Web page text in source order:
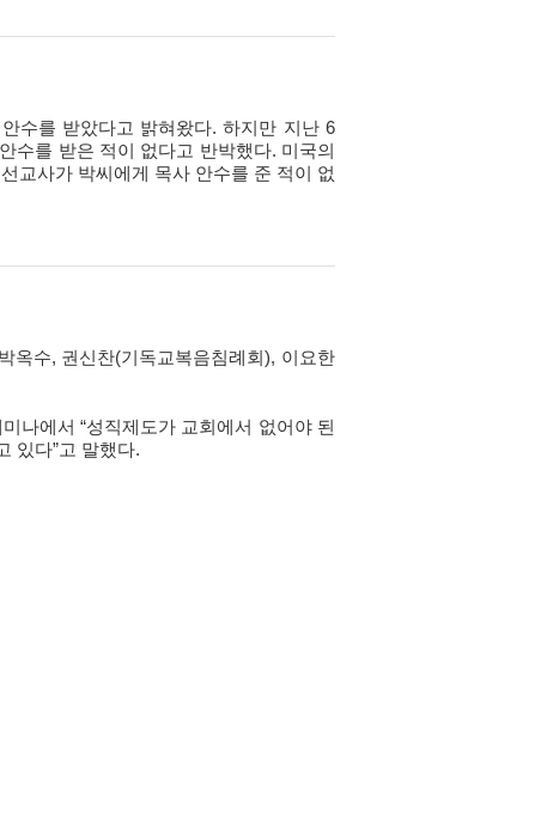
수를 받았다고 밝혀왔다. 하지만 지난 6
수를 받은 적이 없다고 반박했다. 미국의
교사가 박씨에게 목사 안수를 준 적이 없
옥수, 권신찬(기독교복음침례회), 이요한
나에서 “성직제도가 교회에서 없어야 된
있다”고 말했다.